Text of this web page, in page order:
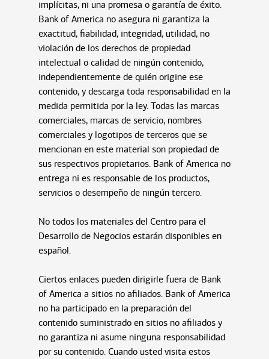
implícitas, ni una promesa o garantía de éxito.
Bank of America no asegura ni garantiza la
exactitud, fiabilidad, integridad, utilidad, no
violación de los derechos de propiedad
intelectual o calidad de ningún contenido,
independientemente de quién origine ese
contenido, y descarga toda responsabilidad en la
medida permitida por la ley. Todas las marcas
comerciales, marcas de servicio, nombres
comerciales y logotipos de terceros que se
mencionan en este material son propiedad de
sus respectivos propietarios. Bank of America no
entrega ni es responsable de los productos,
servicios o desempeño de ningún tercero.
No todos los materiales del Centro para el
Desarrollo de Negocios estarán disponibles en
español.
Ciertos enlaces pueden dirigirle fuera de Bank
of America a sitios no afiliados. Bank of America
no ha participado en la preparación del
contenido suministrado en sitios no afiliados y
no garantiza ni asume ninguna responsabilidad
por su contenido. Cuando usted visita estos